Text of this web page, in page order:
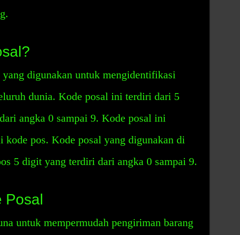
digunakan untuk mengidentifikasi
dunia. Kode posal ini terdiri dari 5
angka 0 sampai 9. Kode posal ini
kode pos. Kode posal yang digunakan di
5 digit yang terdiri dari angka 0 sampai 9.
Posal
untuk mempermudah pengiriman barang